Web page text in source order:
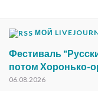
МОЙ
Фестиваль
потом Хоронько-
06.08.2026